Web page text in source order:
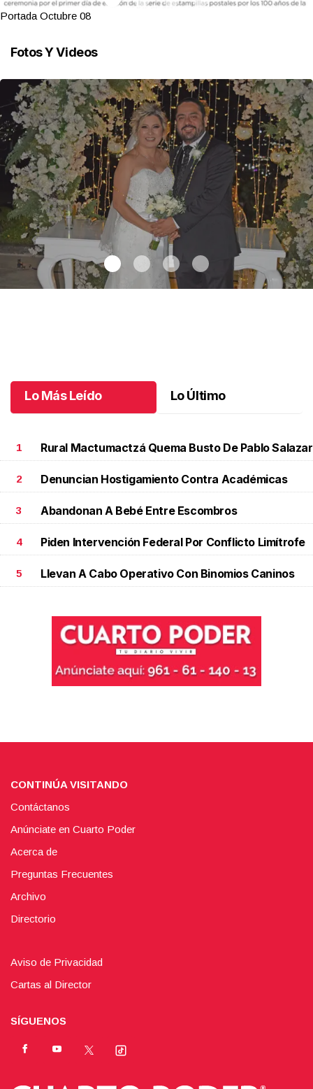
Portada Octubre 08
Fotos Y Videos
Lo Más Leído Lo Último
1 Rural Mactumactzá Quema Busto De Pablo Salazar
2 Denuncian Hostigamiento Contra Académicas
3 Abandonan A Bebé Entre Escombros
4 Piden Intervención Federal Por Conflicto Limítrofe
5 Llevan A Cabo Operativo Con Binomios Caninos
CONTINÚA VISITANDO
Contáctanos
Anúnciate en Cuarto Poder
Acerca de
Preguntas Frecuentes
Archivo
Directorio
Aviso de Privacidad
Cartas al Director
SÍGUENOS